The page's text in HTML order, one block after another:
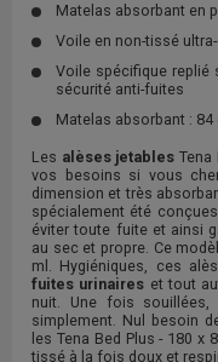
Matelas absorbant en
Voile en non-tissé
Voile spécifique replié
sécurité anti-fuites
Matelas absorbant : 84
Les alèses jetables Tena
vos besoins si vous
dimension et très
spécialement été
éviter toute fuite et ainsi
au sec et propre. Ce
ml. Hygiéniques, ces
fuites urinaires et tout
nuit. Une fois
simplement. Nul besoin
les Tena Bed Plus - 180 x
tissé à la fois doux et